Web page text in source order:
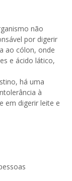
não
por digerir
ao cólon, onde
e ácido lático,
há uma
à
em digerir leite e